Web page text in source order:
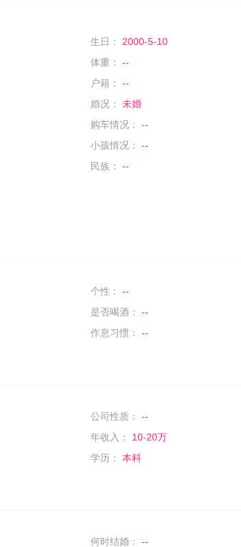
生日：
2000-5-10
体重：
--
户籍：
--
婚况：
未婚
购车情况：
--
小孩情况：
--
民族：
--
个性：
--
是否喝酒：
--
作息习惯：
--
公司性质：
--
年收入：
10-20万
学历：
本科
何时结婚：
--